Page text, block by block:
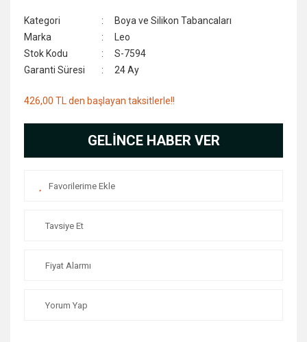
Kategori
Boya ve Silikon Tabancaları
Marka
Leo
Stok Kodu
S-7594
Garanti Süresi
24 Ay
426,00 TL den başlayan taksitlerle!!
GELİNCE HABER VER
Tavsiye Et
Fiyat Alarmı
Yorum Yap